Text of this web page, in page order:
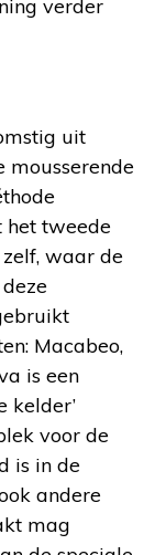
verder
uit
mousserende
het tweede
waar de
Macabeo,
is een
kelder’
voor de
is in de
andere
mag